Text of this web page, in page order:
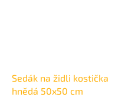
Sedák na židli kostička
hnědá 50x50 cm